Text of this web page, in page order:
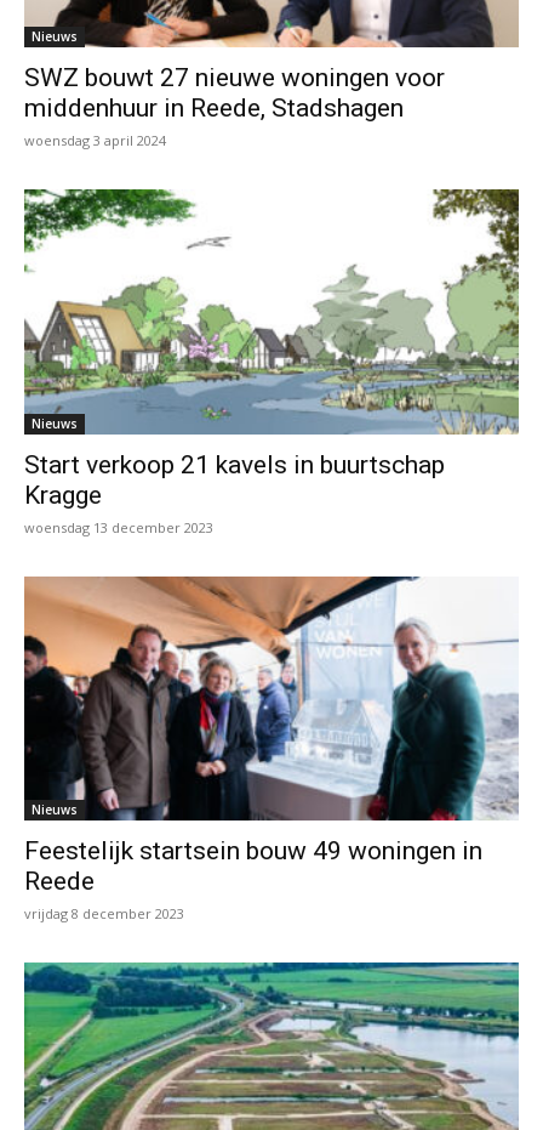
Nieuws
SWZ bouwt 27 nieuwe woningen voor
middenhuur in Reede, Stadshagen
woensdag 3 april 2024
Nieuws
Start verkoop 21 kavels in buurtschap
Kragge
woensdag 13 december 2023
Nieuws
Feestelijk startsein bouw 49 woningen in
Reede
vrijdag 8 december 2023